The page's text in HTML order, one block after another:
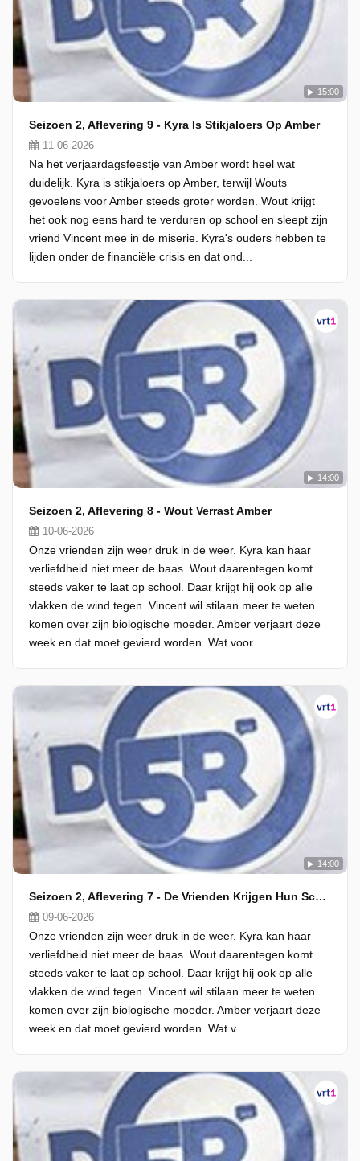
15:00
Seizoen 2, Aflevering 9 - Kyra Is Stikjaloers Op Amber
11-06-2026
Na het verjaardagsfeestje van Amber wordt heel wat
duidelijk. Kyra is stikjaloers op Amber, terwijl Wouts
gevoelens voor Amber steeds groter worden. Wout krijgt
het ook nog eens hard te verduren op school en sleept zijn
vriend Vincent mee in de miserie. Kyra's ouders hebben te
lijden onder de financiële crisis en dat ond...
14:00
Seizoen 2, Aflevering 8 - Wout Verrast Amber
10-06-2026
Onze vrienden zijn weer druk in de weer. Kyra kan haar
verliefdheid niet meer de baas. Wout daarentegen komt
steeds vaker te laat op school. Daar krijgt hij ook op alle
vlakken de wind tegen. Vincent wil stilaan meer te weten
komen over zijn biologische moeder. Amber verjaart deze
week en dat moet gevierd worden. Wat voor ...
14:00
Seizoen 2, Aflevering 7 - De Vrienden Krijgen Hun Schoolrapport
09-06-2026
Onze vrienden zijn weer druk in de weer. Kyra kan haar
verliefdheid niet meer de baas. Wout daarentegen komt
steeds vaker te laat op school. Daar krijgt hij ook op alle
vlakken de wind tegen. Vincent wil stilaan meer te weten
komen over zijn biologische moeder. Amber verjaart deze
week en dat moet gevierd worden. Wat v...